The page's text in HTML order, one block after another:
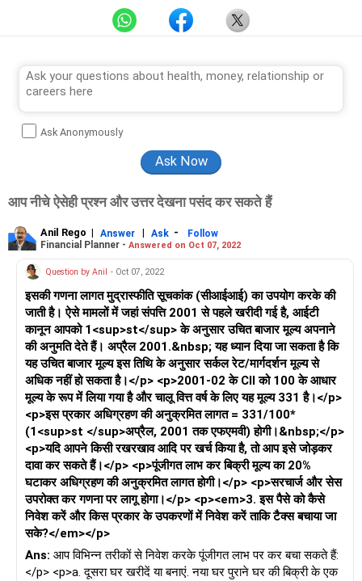
Ask Anonymously
आप नीचे ऐसेही प्रश्न और उत्तर देखना पसंद कर सकते हैं
Anil Rego | Answer | Ask -
Follow
Financial Planner - Answered on Oct 07, 2022
Question by Anil - Oct 07, 2022
इसकी गणना लागत मुद्रास्फीति सूचकांक (सीआईआई) का उपयोग करके की
जाती है। ऐसे मामलों में जहां संपत्ति 2001 से पहले खरीदी गई है, आईटी
कानून आपको 1<sup>st</sup> के अनुसार उचित बाजार मूल्य अपनाने
की अनुमति देते हैं। अप्रैल 2001.&nbsp; यह ध्यान दिया जा सकता है कि
यह उचित बाजार मूल्य इस तिथि के अनुसार सर्कल रेट/मार्गदर्शन मूल्य से
अधिक नहीं हो सकता है।</p> <p>2001-02 के CII को 100 के आधार
मूल्य के रूप में लिया गया है और चालू वित्त वर्ष के लिए यह मूल्य 331 है।</p>
<p>इस प्रकार अधिग्रहण की अनुक्रमित लागत = 331/100*
(1<sup>st </sup>अप्रैल, 2001 तक एफएमवी) होगी।&nbsp;</p>
<p>यदि आपने किसी रखरखाव आदि पर खर्च किया है, तो आप इसे जोड़कर
दावा कर सकते हैं।</p> <p>पूंजीगत लाभ कर बिक्री मूल्य का 20%
घटाकर अधिग्रहण की अनुक्रमित लागत होगी।</p> <p>सरचार्ज और सेस
उपरोक्त कर गणना पर लागू होगा।</p> <p><em>3. इस पैसे को कैसे
निवेश करें और किस प्रकार के उपकरणों में निवेश करें ताकि टैक्स बचाया जा
सके?</em></p>
Ans: आप विभिन्न तरीकों से निवेश करके पूंजीगत लाभ पर कर बचा सकते हैं:
</p> <p>a. दूसरा घर खरीदें या बनाएं. नया घर पुराने घर की बिक्री के एक